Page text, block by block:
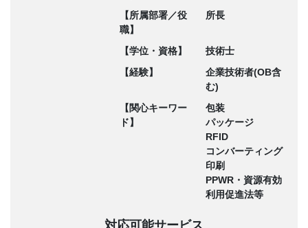
【所属部署／役
職】
所長
【学位・資格】
技術士
【経験】
企業技術者(OB含
む)
【関心キーワー
ド】
包装
パッケージ
RFID
コンバーティング
印刷
PPWR・資源有効
利用促進法等
対応可能サービス